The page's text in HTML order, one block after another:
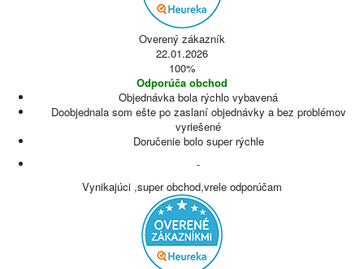
Overený zákazník
22.01.2026
100%
Odporúča obchod
Objednávka bola rýchlo vybavená
Doobjednala som ešte po zaslaní objednávky a bez problémov
vyriešené
Doručenie bolo super rýchle
-
Vynikajúci ,super obchod,vrele odporúčam